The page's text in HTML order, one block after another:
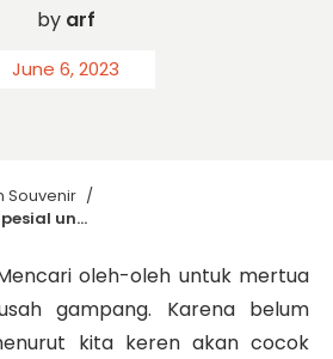
by arf
June 6, 2023
Souvenir /
10 Pilihan Oleh-oleh Spesial untuk Mertua Tercinta
oleh-oleh untuk mertua
gampang. Karena belum
kita keren akan cocok